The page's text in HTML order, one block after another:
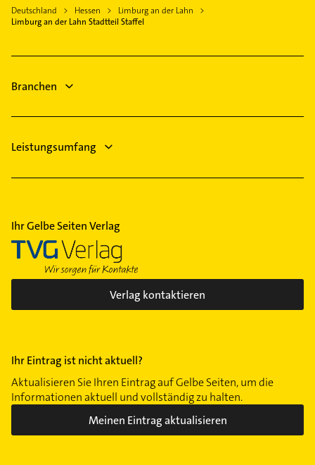
Rechtsanwalt
Heizung & Sanitär
Lüftungsanlagen
Deutschland
Hessen
Limburg an der Lahn
Limburg an der Lahn Stadtteil Staffel
Branchen
Leistungsumfang
Ihr Gelbe Seiten Verlag
Verlag kontaktieren
Ihr Eintrag ist nicht aktuell?
Aktualisieren Sie Ihren Eintrag auf Gelbe Seiten, um die
Informationen aktuell und vollständig zu halten.
Meinen Eintrag aktualisieren